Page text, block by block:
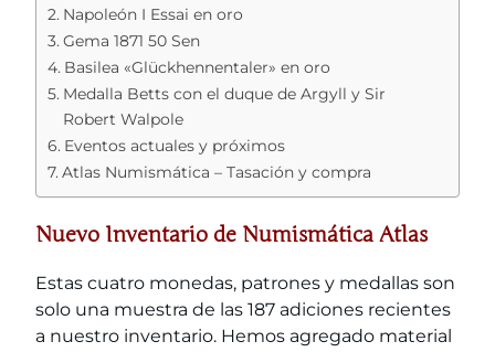
Napoleón I Essai en oro
Gema 1871 50 Sen
Basilea «Glückhennentaler» en oro
Medalla Betts con el duque de Argyll y Sir
Robert Walpole
Eventos actuales y próximos
Atlas Numismática – Tasación y compra
Nuevo Inventario de Numismática Atlas
Estas cuatro monedas, patrones y medallas son
solo una muestra de las 187 adiciones recientes
a nuestro inventario. Hemos agregado material